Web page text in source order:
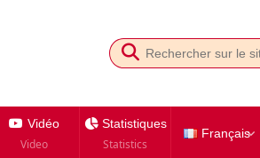
Vidéo
Video
Statistiques
Statistics
Français